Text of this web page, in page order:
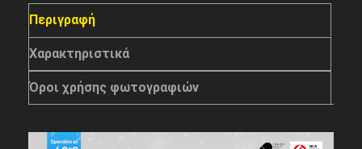
Περιγραφή
Χαρακτηριστικά
Όροι χρήσης φωτογραφιών